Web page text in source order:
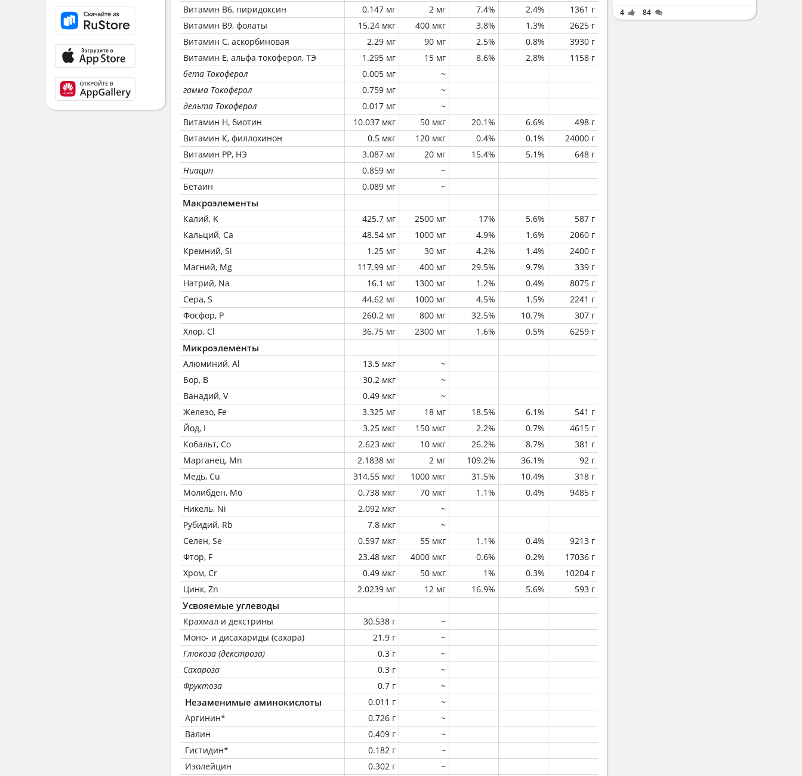
Витамин В6, пиридоксин
0.147 мг 2 мг 7.4% 2.4%
1361 г
Витамин В9, фолаты
15.24 мкг 400 мкг 3.8% 1.3%
2625 г
Витамин C, аскорбиновая
2.29 мг 90 мг 2.5% 0.8%
3930 г
Витамин Е, альфа токоферол, ТЭ
1.295 мг 15 мг 8.6% 2.8%
1158 г
бета Токоферол
0.005 мг
~
гамма Токоферол
0.759 мг
~
дельта Токоферол
0.017 мг
~
Витамин Н, биотин
10.037 мкг 50 мкг 20.1% 6.6%
498 г
Витамин К, филлохинон
0.5 мкг 120 мкг 0.4% 0.1%
24000 г
Витамин РР, НЭ
3.087 мг 20 мг 15.4% 5.1%
648 г
Ниацин
0.859 мг
~
Бетаин
0.089 мг ~
Макроэлементы
Калий, K 425.7 мг 2500 мг 17% 5.6%
587 г
Кальций, Ca
48.54 мг 1000 мг 4.9% 1.6%
2060 г
Кремний, Si
1.25 мг 30 мг 4.2% 1.4%
2400 г
Магний, Mg
117.99 мг 400 мг 29.5% 9.7%
339 г
Натрий, Na
16.1 мг 1300 мг 1.2% 0.4%
8075 г
Сера, S
44.62 мг 1000 мг 4.5% 1.5%
2241 г
Фосфор, P
260.2 мг 800 мг 32.5% 10.7%
307 г
Хлор, Cl
36.75 мг 2300 мг 1.6% 0.5% 6259 г
Микроэлементы
Алюминий, Al 13.5 мкг
~
Бор, B
30.2 мкг
~
Ванадий, V
0.49 мкг
~
Железо, Fe
3.325 мг 18 мг 18.5% 6.1%
541 г
Йод, I
3.25 мкг 150 мкг 2.2% 0.7%
4615 г
Кобальт, Co
2.623 мкг 10 мкг 26.2% 8.7%
381 г
Марганец, Mn
2.1838 мг 2 мг 109.2% 36.1%
92 г
Медь, Cu
314.55 мкг 1000 мкг 31.5% 10.4%
318 г
Молибден, Mo
0.738 мкг 70 мкг 1.1% 0.4%
9485 г
Никель, Ni
2.092 мкг
~
Рубидий, Rb
7.8 мкг
~
Селен, Se
0.597 мкг 55 мкг 1.1% 0.4%
9213 г
Фтор, F
23.48 мкг 4000 мкг 0.6% 0.2%
17036 г
Хром, Cr
0.49 мкг 50 мкг 1% 0.3%
10204 г
Цинк, Zn
2.0239 мг 12 мг 16.9% 5.6% 593 г
Усвояемые углеводы
Крахмал и декстрины 30.538 г
~
Моно- и дисахариды (сахара)
21.9 г
~
Глюкоза (декстроза)
0.3 г
~
Сахароза
0.3 г
~
Фруктоза
0.7 г ~
Незаменимые аминокислоты 0.011 г
~
Аргинин*
0.726 г
~
Валин
0.409 г
~
Гистидин*
0.182 г
~
Изолейцин
0.302 г ~
4 84